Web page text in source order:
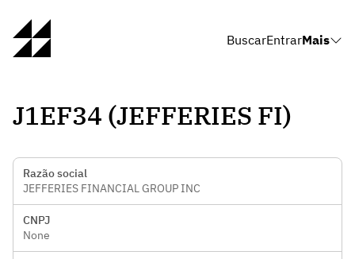
BuscarEntrarMais
J1EF34 (JEFFERIES FI)
Razão social
JEFFERIES FINANCIAL GROUP INC
CNPJ
None